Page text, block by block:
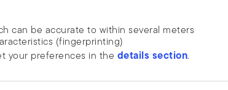
can be accurate to within several meters
(fingerprinting)
your preferences in the details section.
features and to analyse our traffic. We also
ENTDECKE ALLE UNSERE MARKEN